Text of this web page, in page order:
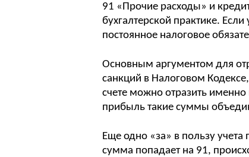
91 «Прочие расходы» и
бухгалтерской практике.
постоянное налоговое
Основным аргументом для
санкций в Налоговом
счете можно отразить именно
прибыль такие суммы
Еще одно «за» в пользу учета
сумма попадает на 91,